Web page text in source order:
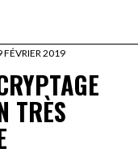
FÉVRIER 2019
TRÈS